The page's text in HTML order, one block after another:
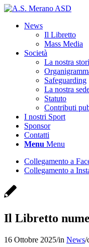
News
Il Libretto
Mass Media
Società
La nostra
Safeguarding
La nostra
Statuto
Contributi
I nostri Sport
Sponsor
Contatti
Menu Menu
Collegamento a
Collegamento a
Il Libretto
16 Ottobre 2025/in News/